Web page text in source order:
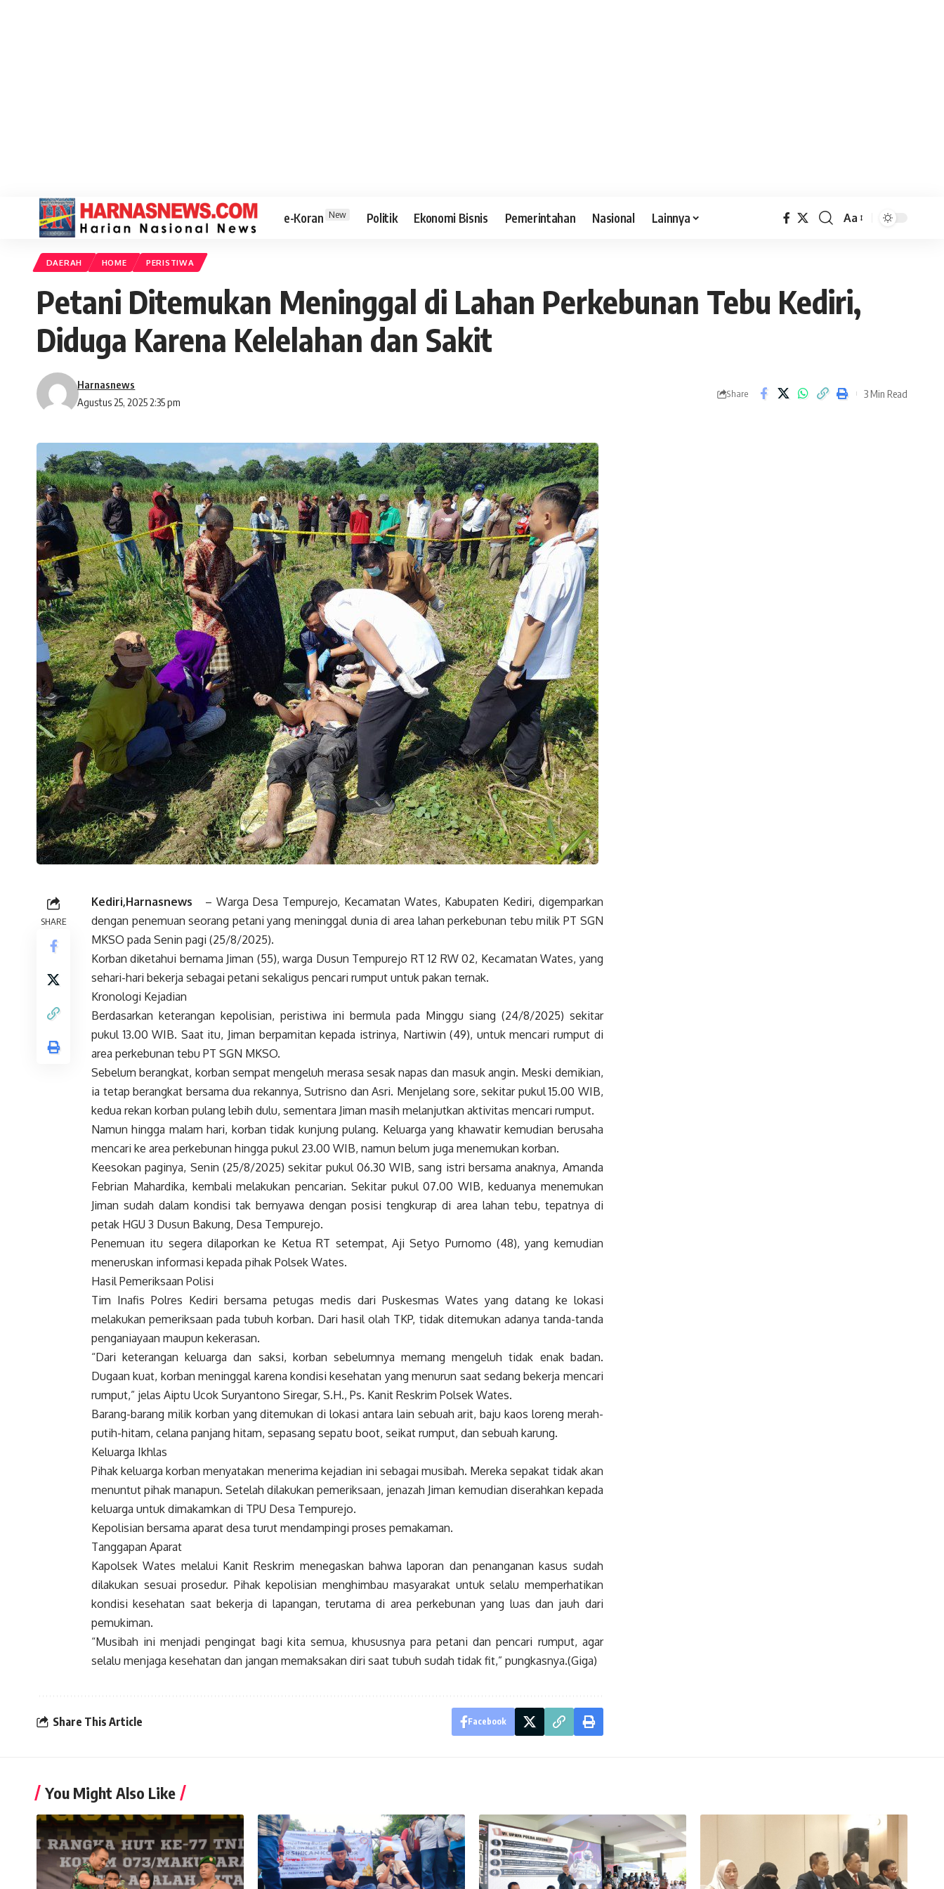
e-Koran New Politik Ekonomi Bisnis Pemerintahan Nasional Lainnya Aa
DAERAH HOME PERISTIWA
Petani Ditemukan Meninggal di Lahan Perkebunan Tebu Kediri,
Diduga Karena Kelelahan dan Sakit
Agustus 25, 2025 2:35 pm
Harnasnews
Share 3 Min Read
SHARE
Kediri,Harnasnews – Warga Desa Tempurejo, Kecamatan Wates, Kabupaten Kediri, digemparkan
dengan penemuan seorang petani yang meninggal dunia di area lahan perkebunan tebu milik PT SGN
MKSO pada Senin pagi (25/8/2025).
Korban diketahui bernama Jiman (55), warga Dusun Tempurejo RT 12 RW 02, Kecamatan Wates, yang
sehari-hari bekerja sebagai petani sekaligus pencari rumput untuk pakan ternak.
Kronologi Kejadian
Berdasarkan keterangan kepolisian, peristiwa ini bermula pada Minggu siang (24/8/2025) sekitar
pukul 13.00 WIB. Saat itu, Jiman berpamitan kepada istrinya, Nartiwin (49), untuk mencari rumput di
area perkebunan tebu PT SGN MKSO.
Sebelum berangkat, korban sempat mengeluh merasa sesak napas dan masuk angin. Meski demikian,
ia tetap berangkat bersama dua rekannya, Sutrisno dan Asri. Menjelang sore, sekitar pukul 15.00 WIB,
kedua rekan korban pulang lebih dulu, sementara Jiman masih melanjutkan aktivitas mencari rumput.
Namun hingga malam hari, korban tidak kunjung pulang. Keluarga yang khawatir kemudian berusaha
mencari ke area perkebunan hingga pukul 23.00 WIB, namun belum juga menemukan korban.
Keesokan paginya, Senin (25/8/2025) sekitar pukul 06.30 WIB, sang istri bersama anaknya, Amanda
Febrian Mahardika, kembali melakukan pencarian. Sekitar pukul 07.00 WIB, keduanya menemukan
Jiman sudah dalam kondisi tak bernyawa dengan posisi tengkurap di area lahan tebu, tepatnya di
petak HGU 3 Dusun Bakung, Desa Tempurejo.
Penemuan itu segera dilaporkan ke Ketua RT setempat, Aji Setyo Purnomo (48), yang kemudian
meneruskan informasi kepada pihak Polsek Wates.
Hasil Pemeriksaan Polisi
Tim Inafis Polres Kediri bersama petugas medis dari Puskesmas Wates yang datang ke lokasi
melakukan pemeriksaan pada tubuh korban. Dari hasil olah TKP, tidak ditemukan adanya tanda-tanda
penganiayaan maupun kekerasan.
“Dari keterangan keluarga dan saksi, korban sebelumnya memang mengeluh tidak enak badan.
Dugaan kuat, korban meninggal karena kondisi kesehatan yang menurun saat sedang bekerja mencari
rumput,” jelas Aiptu Ucok Suryantono Siregar, S.H., Ps. Kanit Reskrim Polsek Wates.
Barang-barang milik korban yang ditemukan di lokasi antara lain sebuah arit, baju kaos loreng merah-
putih-hitam, celana panjang hitam, sepasang sepatu boot, seikat rumput, dan sebuah karung.
Keluarga Ikhlas
Pihak keluarga korban menyatakan menerima kejadian ini sebagai musibah. Mereka sepakat tidak akan
menuntut pihak manapun. Setelah dilakukan pemeriksaan, jenazah Jiman kemudian diserahkan kepada
keluarga untuk dimakamkan di TPU Desa Tempurejo.
Kepolisian bersama aparat desa turut mendampingi proses pemakaman.
Tanggapan Aparat
Kapolsek Wates melalui Kanit Reskrim menegaskan bahwa laporan dan penanganan kasus sudah
dilakukan sesuai prosedur. Pihak kepolisian menghimbau masyarakat untuk selalu memperhatikan
kondisi kesehatan saat bekerja di lapangan, terutama di area perkebunan yang luas dan jauh dari
pemukiman.
“Musibah ini menjadi pengingat bagi kita semua, khususnya para petani dan pencari rumput, agar
selalu menjaga kesehatan dan jangan memaksakan diri saat tubuh sudah tidak fit,” pungkasnya.(Giga)
Share This Article Facebook
You Might Also Like